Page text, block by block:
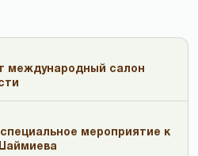
международный салон
мероприятие к